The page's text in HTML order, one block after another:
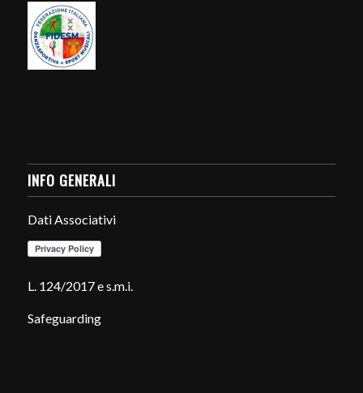
INFO GENERALI
Dati Associativi
L. 124/2017 e s.m.i.
Safeguarding